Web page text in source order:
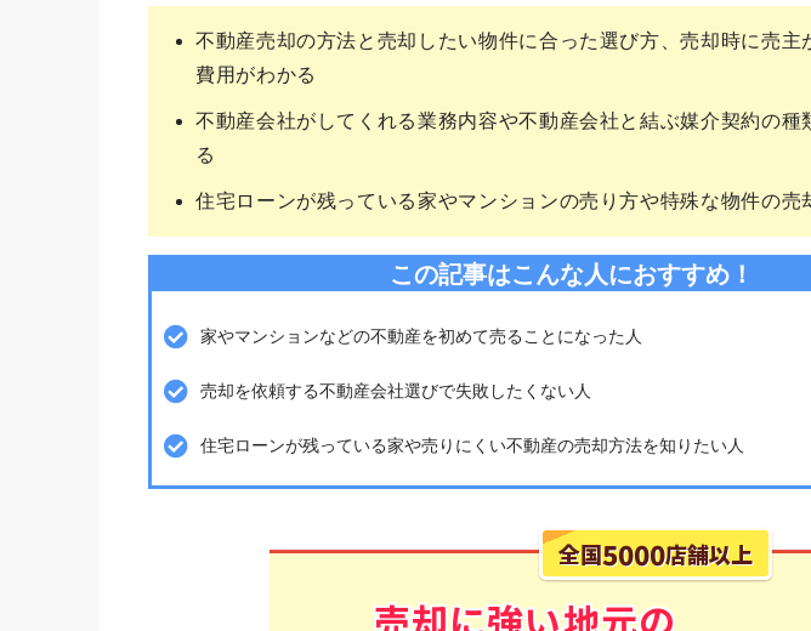
不動産売却の方法と売却したい物件に合った選び方、売却時に売主
費用がわかる
不動産会社がしてくれる業務内容や不動産会社と結ぶ媒介契約の種
る
住宅ローンが残っている家やマンションの売り方や特殊な物件の売
この記事はこんな人におすすめ！
家やマンションなどの不動産を初めて売ることになった人
売却を依頼する不動産会社選びで失敗したくない人
住宅ローンが残っている家や売りにくい不動産の売却方法を知りたい人